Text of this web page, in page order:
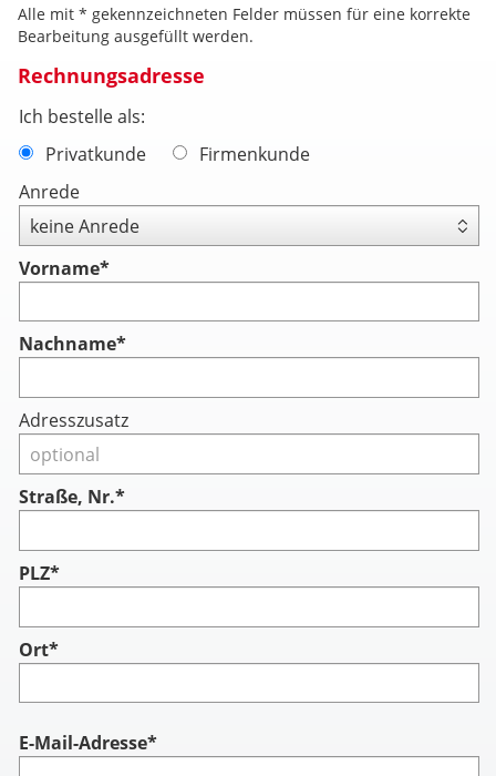
Alle mit * gekennzeichneten Felder müssen für eine korrekte
Bearbeitung ausgefüllt werden.
Rechnungsadresse
Ich bestelle als:
Privatkunde
Firmenkunde
Anrede
Vorname*
Nachname*
Adresszusatz
Straße, Nr.*
PLZ*
Ort*
Account
E-Mail-Adresse*